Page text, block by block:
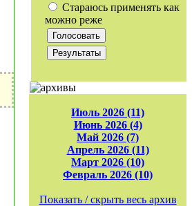
Стараюсь применять как
можно реже
Июль 2026 (11)
Июнь 2026 (4)
Май 2026 (7)
Апрель 2026 (11)
Март 2026 (10)
Февраль 2026 (10)
Показать / скрыть весь архив